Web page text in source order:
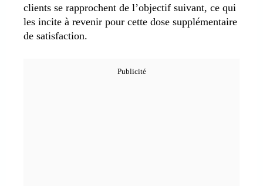
clients se rapprochent de l’objectif suivant, ce qui
les incite à revenir pour cette dose supplémentaire
de satisfaction.